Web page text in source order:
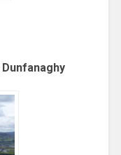
Dunfanaghy